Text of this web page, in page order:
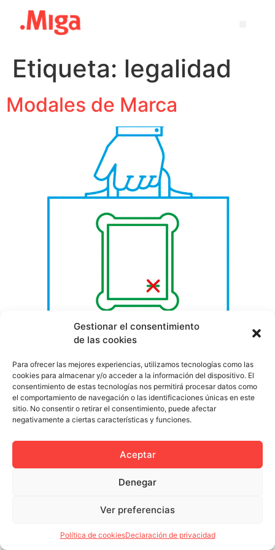
Gestionar el consentimiento
de las cookies
Para ofrecer las mejores experiencias, utilizamos tecnologías como las
cookies para almacenar y/o acceder a la información del dispositivo. El
consentimiento de estas tecnologías nos permitirá procesar datos como
el comportamiento de navegación o las identificaciones únicas en este
sitio. No consentir o retirar el consentimiento, puede afectar
negativamente a ciertas características y funciones.
Aceptar
Denegar
Ver preferencias
Política de cookiesDeclaración de privacidad
Etiqueta: legalidad
Modales de Marca
Cuando creamos una identidad corporativa para una
marca y podemos ir más allá trabajamos en términos de
imagen de la marca en cuestión hasta crear alrededor
de ella una personalidad sólida y reconocible. Pero ¿es
educada nuestra marca?. Hace poco conocimos el
caso de la marca CULITO […]
Colectivo Miga © 2023